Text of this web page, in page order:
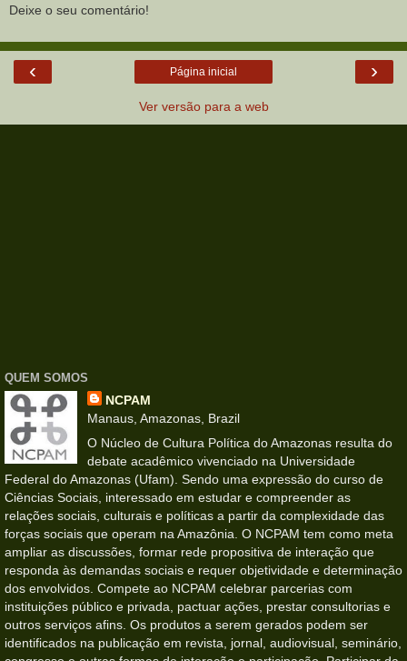
Deixe o seu comentário!
‹ ›
Página inicial
Ver versão para a web
QUEM SOMOS
NCPAM
Manaus, Amazonas, Brazil
O Núcleo de Cultura Política do Amazonas resulta do
debate acadêmico vivenciado na Universidade
Federal do Amazonas (Ufam). Sendo uma expressão do curso de
Ciências Sociais, interessado em estudar e compreender as
relações sociais, culturais e políticas a partir da complexidade das
forças sociais que operam na Amazônia. O NCPAM tem como meta
ampliar as discussões, formar rede propositiva de interação que
responda às demandas sociais e requer objetividade e determinação
dos envolvidos. Compete ao NCPAM celebrar parcerias com
instituições público e privada, pactuar ações, prestar consultorias e
outros serviços afins. Os produtos a serem gerados podem ser
identificados na publicação em revista, jornal, audiovisual, seminário,